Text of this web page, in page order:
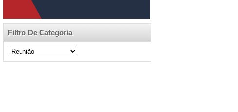
Filtro De Categoria
Filtro